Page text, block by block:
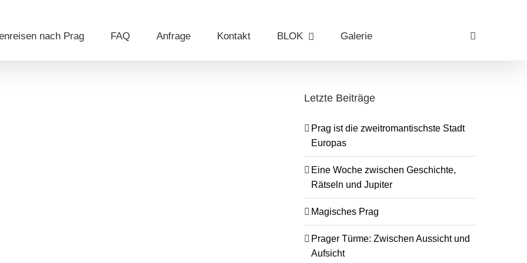
nach Prag FAQ Anfrage Kontakt BLOK Galerie
Letzte Beiträge
Prag ist die zweitromantischste Stadt
Europas
Eine Woche zwischen Geschichte,
Rätseln und Jupiter
Magisches Prag
Prager Türme: Zwischen Aussicht und
Aufsicht